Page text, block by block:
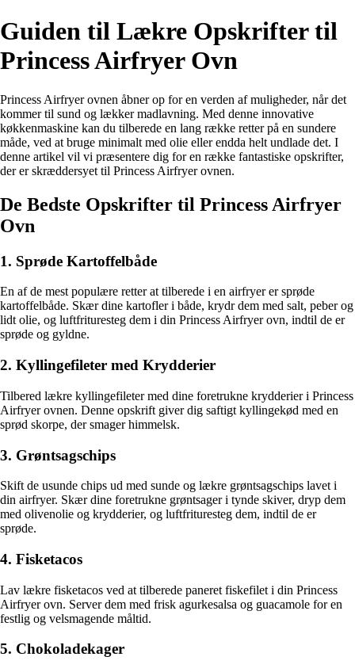
Guiden til Lækre Opskrifter til
Princess Airfryer Ovn
Princess Airfryer ovnen åbner op for en verden af muligheder, når det
kommer til sund og lækker madlavning. Med denne innovative
køkkenmaskine kan du tilberede en lang række retter på en sundere
måde, ved at bruge minimalt med olie eller endda helt undlade det. I
denne artikel vil vi præsentere dig for en række fantastiske opskrifter,
der er skræddersyet til Princess Airfryer ovnen.
De Bedste Opskrifter til Princess Airfryer
Ovn
1. Sprøde Kartoffelbåde
En af de mest populære retter at tilberede i en airfryer er sprøde
kartoffelbåde. Skær dine kartofler i både, krydr dem med salt, peber og
lidt olie, og luftfrituresteg dem i din Princess Airfryer ovn, indtil de er
sprøde og gyldne.
2. Kyllingefileter med Krydderier
Tilbered lækre kyllingefileter med dine foretrukne krydderier i Princess
Airfryer ovnen. Denne opskrift giver dig saftigt kyllingekød med en
sprød skorpe, der smager himmelsk.
3. Grøntsagschips
Skift de usunde chips ud med sunde og lækre grøntsagschips lavet i
din airfryer. Skær dine foretrukne grøntsager i tynde skiver, dryp dem
med olivenolie og krydderier, og luftfrituresteg dem, indtil de er
sprøde.
4. Fisketacos
Lav lækre fisketacos ved at tilberede paneret fiskefilet i din Princess
Airfryer ovn. Server dem med frisk agurkesalsa og guacamole for en
festlig og velsmagende måltid.
5. Chokoladekager